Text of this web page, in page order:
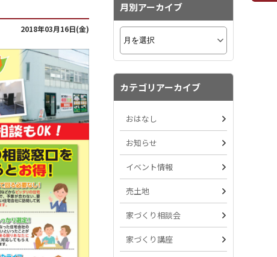
2018年03月16日(金)
月別アーカイブ
カテゴリアーカイブ
おはなし
お知らせ
イベント情報
売土地
家づくり相談会
家づくり講座